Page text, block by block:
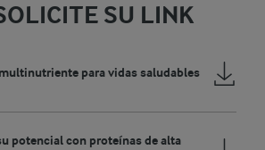
SU LINK
para vidas saludables
potencial con proteínas de alta